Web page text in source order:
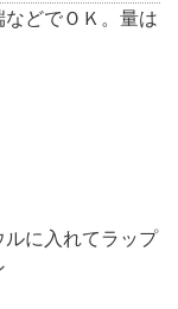
などでＯＫ。量は
に入れてラップ